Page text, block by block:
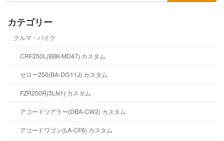
カテゴリー
クルマ・バイク
CRF250L(8BK-MD47) カスタム
セロー250(BA-DG11J) カスタム
FZR250R(3LN1) カスタム
アコードツアラー(DBA-CW2) カスタム
アコードワゴン(LA-CF6) カスタム